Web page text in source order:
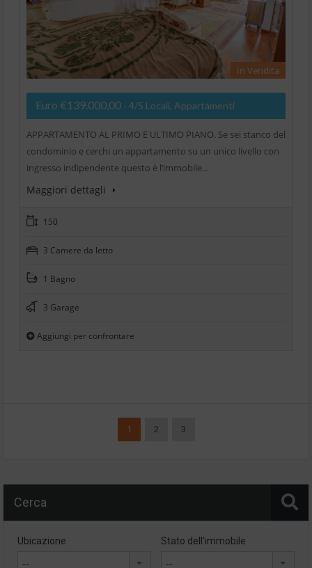
In Vendita
Euro €139.000,00 - 4/5 Locali, Appartamenti
APPARTAMENTO AL PRIMO E ULTIMO PIANO. Se sei stanco del
condominio e cerchi un appartamento su un unico livello con
ingresso indipendente questo è l’immobile…
Maggiori dettagli
150
3 Camere da letto
1 Bagno
3 Garage
Aggiungi per confrontare
1 2 3
Cerca
Ubicazione
--
Stato dell'immobile
--